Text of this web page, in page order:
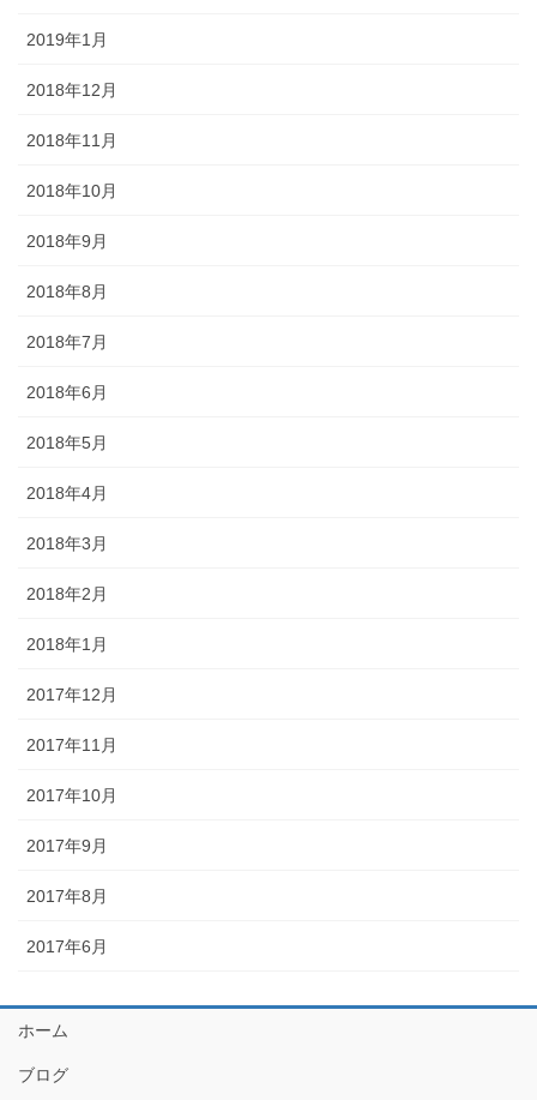
2019年1月
2018年12月
2018年11月
2018年10月
2018年9月
2018年8月
2018年7月
2018年6月
2018年5月
2018年4月
2018年3月
2018年2月
2018年1月
2017年12月
2017年11月
2017年10月
2017年9月
2017年8月
2017年6月
ホーム
ブログ